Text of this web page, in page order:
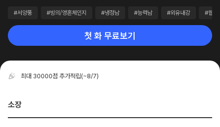
#서양풍 #빙의/영혼체인지 #냉정남 #능력남 #외유내강 #웹소
첫 화 무료보기
최대 30000점 추가적립(~8/7)
소장